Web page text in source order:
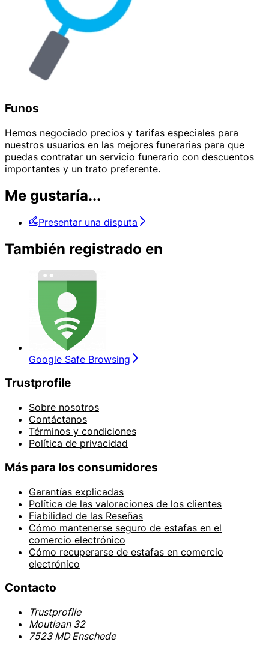
Funos
Hemos negociado precios y tarifas especiales para
nuestros usuarios en las mejores funerarias para que
puedas contratar un servicio funerario con descuentos
importantes y un trato preferente.
Me gustaría...
Presentar una disputa
También registrado en
Google Safe Browsing
Trustprofile
Sobre nosotros
Contáctanos
Términos y condiciones
Política de privacidad
Más para los consumidores
Garantías explicadas
Política de las valoraciones de los clientes
Fiabilidad de las Reseñas
Cómo mantenerse seguro de estafas en el
comercio electrónico
Cómo recuperarse de estafas en comercio
electrónico
Contacto
Trustprofile
Moutlaan 32
7523 MD Enschede